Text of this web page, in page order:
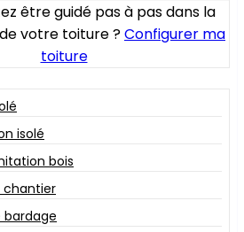
être guidé pas à pas dans la
votre toiture ?Configurer ma
toiture
isolé
bois
chantier
bardage